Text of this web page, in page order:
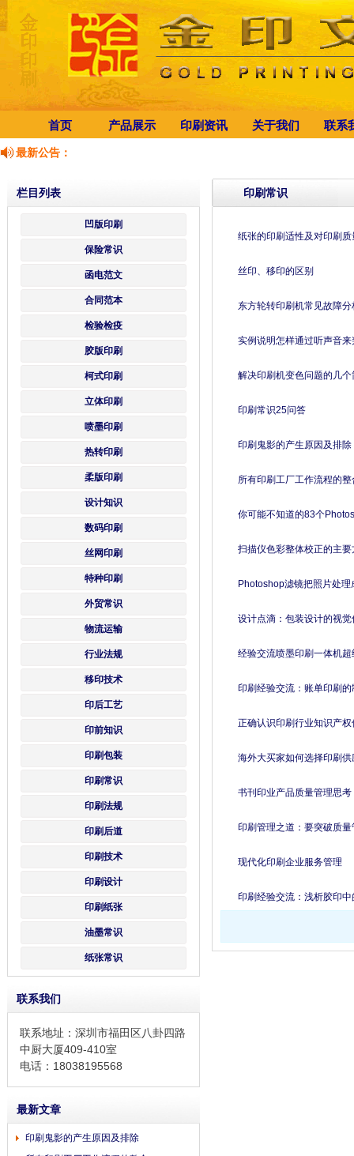
首页 产品展示 印刷资讯 关于我们 联系
最新公告：
栏目列表
凹版印刷
保险常识
函电范文
合同范本
检验检疫
胶版印刷
柯式印刷
立体印刷
喷墨印刷
热转印刷
柔版印刷
设计知识
数码印刷
丝网印刷
特种印刷
外贸常识
物流运输
行业法规
移印技术
印后工艺
印前知识
印刷包装
印刷常识
印刷法规
印刷后道
印刷技术
印刷设计
印刷纸张
油墨常识
纸张常识
联系我们
联系地址：深圳市福田区八卦四路
中厨大厦409-410室
电话：18038195568
最新文章
印刷鬼影的产生原因及排除
印刷常识
纸张的印刷适性及对印刷质
丝印、移印的区别
东方轮转印刷机常见故障分
实例说明怎样通过听声音
解决印刷机变色问题的几个
印刷常识25问答
印刷鬼影的产生原因及排除
所有印刷工厂工作流程的整
你可能不知道的83个
扫描仪色彩整体校正的主要
Photoshop滤镜把照片处
设计点滴：包装设计的视觉
经验交流喷墨印刷一体机
印刷经验交流：账单印刷的
正确认识印刷行业知识产
海外大买家如何选择印刷供
书刊印业产品质量管理思考
印刷管理之道：要突破质
现代化印刷企业服务管理
印刷经验交流：浅析胶印